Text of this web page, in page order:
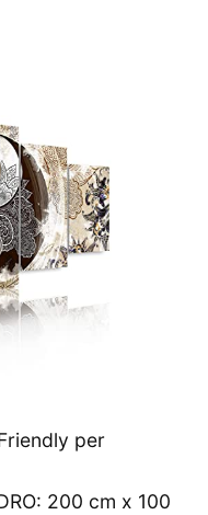
per
200 cm x 100